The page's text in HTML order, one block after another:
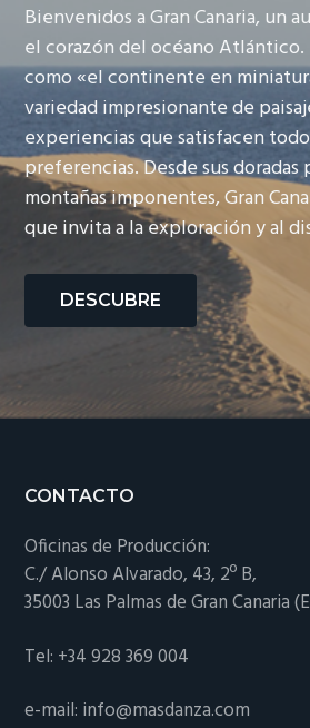
Bienvenidos a Gran Canaria, un
el corazón del océano Atlántico.
como «el continente en
variedad impresionante de
experiencias que satisfacen
preferencias. Desde sus doradas
montañas imponentes, Gran
que invita a la exploración y al
DESCUBRE
Footer
CONTACTO
Oficinas de Producción:
C./ Alonso Alvarado, 43, 2º B,
35003 Las Palmas de Gran Canaria
Tel: +34 928 369 004
e-mail: info@masdanza.com